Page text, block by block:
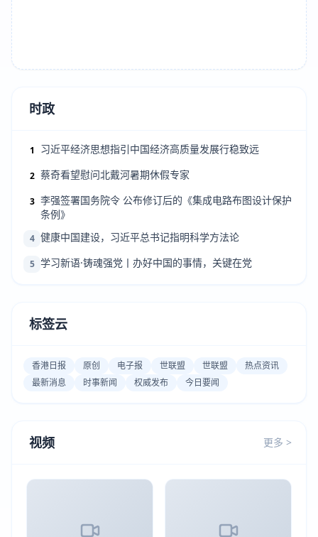
时政
1 习近平经济思想指引中国经济高质量发展行稳致远
2 蔡奇看望慰问北戴河暑期休假专家
3 李强签署国务院令 公布修订后的《集成电路布图设计保护
条例》
4 健康中国建设，习近平总书记指明科学方法论
5 学习新语·铸魂强党丨办好中国的事情，关键在党
标签云
香港日报 原创 电子报 世联盟 世联盟
热点资讯
最新消息
时事新闻 权威发布 今日要闻
视频 更多 >